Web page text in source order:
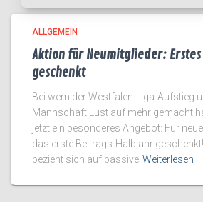
ALLGEMEIN
Aktion für Neumitglieder:
geschenkt
Bei wem der Westfalen-Liga-Aufstieg
Mannschaft Lust auf mehr gemacht
jetzt ein besonderes Angebot: Für
das erste Beitrags-Halbjahr
bezieht sich auf passive Weiterlesen